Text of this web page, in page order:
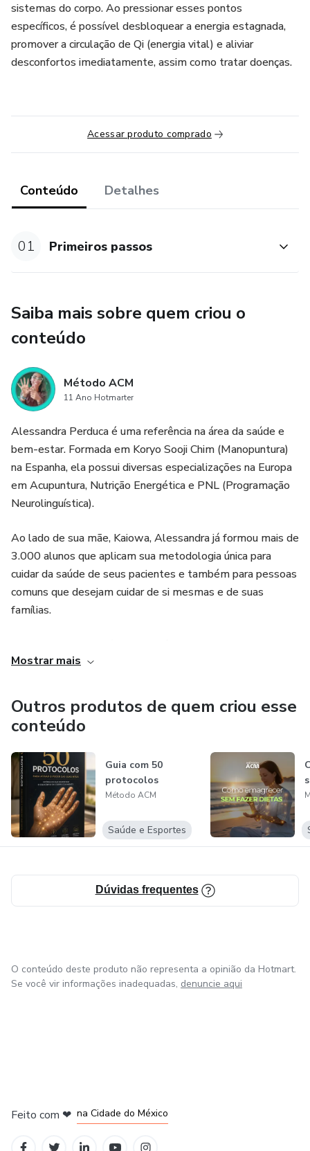
sistemas do corpo. Ao pressionar esses pontos
específicos, é possível desbloquear a energia estagnada,
promover a circulação de Qi (energia vital) e aliviar
desconfortos imediatamente, assim como tratar doenças.
Acessar produto comprado
Conteúdo Detalhes
01 Primeiros passos
Saiba mais sobre quem criou o
conteúdo
Método ACM
11 Ano Hotmarter
Alessandra Perduca é uma referência na área da saúde e
bem-estar. Formada em Koryo Sooji Chim (Manopuntura)
na Espanha, ela possui diversas especializações na Europa
em Acupuntura, Nutrição Energética e PNL (Programação
Neurolinguística).
Ao lado de sua mãe, Kaiowa, Alessandra já formou mais de
3.000 alunos que aplicam sua metodologia única para
cuidar da saúde de seus pacientes e também para pessoas
comuns que desejam cuidar de si mesmas e de suas
famílias.
desenvolveu sua própria metodologia com o objetivo de
cura e a alcançarem o equilíbrio do próprio corpo. Ela
acredita que esse é o verdadeiro caminho para a cura. Com
mais de 26 anos de experiência, Alessandra continua
dedicada a ajudar as pessoas a melhorarem sua saúde e
bem-estar através de sua metodologia única.
Mostrar mais
Outros produtos de quem criou esse
conteúdo
Guia com 50
protocolos
Método ACM
Saúde e Esportes
Dúvidas frequentes
O conteúdo deste produto não representa a opinião da Hotmart.
Se você vir informações inadequadas, denuncie aqui
Feito com ❤ na Cidade do México